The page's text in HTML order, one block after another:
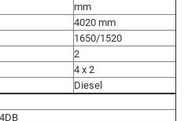
mm
4020 mm
1650/1520
2
4 x 2
Diesel